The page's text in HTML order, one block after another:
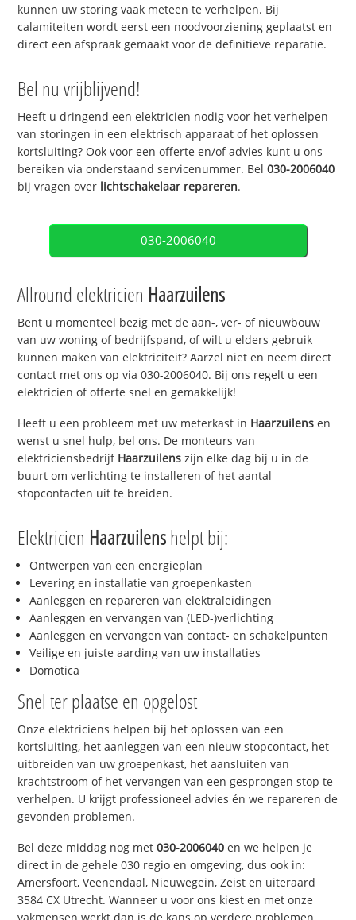
kunnen uw storing vaak meteen te verhelpen. Bij
calamiteiten wordt eerst een noodvoorziening geplaatst en
direct een afspraak gemaakt voor de definitieve reparatie.
Bel nu vrijblijvend!
Heeft u dringend een elektricien nodig voor het verhelpen
van storingen in een elektrisch apparaat of het oplossen
kortsluiting? Ook voor een offerte en/of advies kunt u ons
bereiken via onderstaand servicenummer. Bel030-2006040
bij vragen over lichtschakelaar repareren.
030-2006040
Allround elektricien Haarzuilens
Bent u momenteel bezig met de aan-, ver- of nieuwbouw
van uw woning of bedrijfspand, of wilt u elders gebruik
kunnen maken van elektriciteit? Aarzel niet en neem direct
contact met ons op via 030-2006040. Bij ons regelt u een
elektricien of offerte snel en gemakkelijk!
Heeft u een probleem met uw meterkast in Haarzuilens en
wenst u snel hulp, bel ons. De monteurs van
elektriciensbedrijf Haarzuilens zijn elke dag bij u in de
buurt om verlichting te installeren of het aantal
stopcontacten uit te breiden.
Elektricien Haarzuilenshelpt bij:
Ontwerpen van een energieplan
Levering en installatie van groepenkasten
Aanleggen en repareren van elektraleidingen
Aanleggen en vervangen van (LED-)verlichting
Aanleggen en vervangen van contact- en schakelpunten
Veilige en juiste aarding van uw installaties
Domotica
Snel ter plaatse en opgelost
Onze elektriciens helpen bij het oplossen van een
kortsluiting, het aanleggen van een nieuw stopcontact, het
uitbreiden van uw groepenkast, het aansluiten van
krachtstroom of het vervangen van een gesprongen stop te
verhelpen. U krijgt professioneel advies én we repareren de
gevonden problemen.
Bel deze middag nog met030-2006040 en we helpen je
direct in de gehele 030 regio en omgeving, dus ook in:
Amersfoort, Veenendaal, Nieuwegein, Zeist en uiteraard
3584 CX Utrecht. Wanneer u voor ons kiest en met onze
vakmensen werkt dan is de kans op verdere problemen